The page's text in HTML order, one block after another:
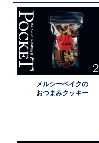
メルシーベイクの
おつまみクッキー